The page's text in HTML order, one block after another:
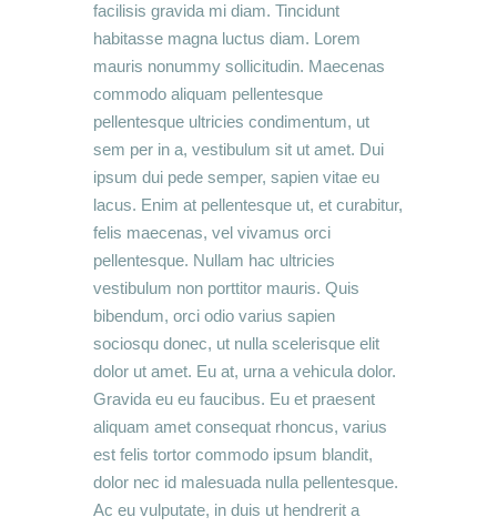
facilisis gravida mi diam. Tincidunt
habitasse magna luctus diam. Lorem
mauris nonummy sollicitudin. Maecenas
commodo aliquam pellentesque
pellentesque ultricies condimentum, ut
sem per in a, vestibulum sit ut amet. Dui
ipsum dui pede semper, sapien vitae eu
lacus. Enim at pellentesque ut, et curabitur,
felis maecenas, vel vivamus orci
pellentesque. Nullam hac ultricies
vestibulum non porttitor mauris. Quis
bibendum, orci odio varius sapien
sociosqu donec, ut nulla scelerisque elit
dolor ut amet. Eu at, urna a vehicula dolor.
Gravida eu eu faucibus. Eu et praesent
aliquam amet consequat rhoncus, varius
est felis tortor commodo ipsum blandit,
dolor nec id malesuada nulla pellentesque.
Ac eu vulputate, in duis ut hendrerit a